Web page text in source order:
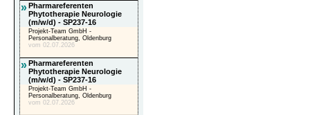
»Pharmareferenten
Phytotherapie Neurologie
(m/w/d) - SP237-16
Projekt-Team GmbH -
Personalberatung, Oldenburg
vom 02.07.2026
»Pharmareferenten
Phytotherapie Neurologie
(m/w/d) - SP237-16
Projekt-Team GmbH -
Personalberatung, Oldenburg
vom 02.07.2026